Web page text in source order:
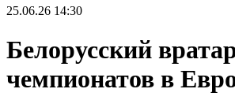
25.06.26 14:30
Белорусский
чемпионатов в